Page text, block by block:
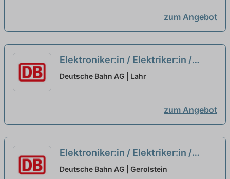
zum Angebot
Elektroniker:in / Elektriker:in /
Mechatroniker:in für eine
Deutsche Bahn AG | Lahr
zum Angebot
Elektroniker:in / Elektriker:in /
Mechatroniker:in für eine
Deutsche Bahn AG | Gerolstein